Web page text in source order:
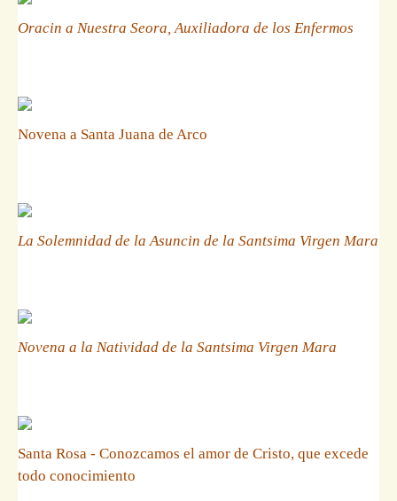
Oracin a Nuestra Seora, Auxiliadora de los Enfermos
Novena a Santa Juana de Arco
La Solemnidad de la Asuncin de la Santsima Virgen Mara
Novena a la Natividad de la Santsima Virgen Mara
Santa Rosa - Conozcamos el amor de Cristo, que excede
todo conocimiento